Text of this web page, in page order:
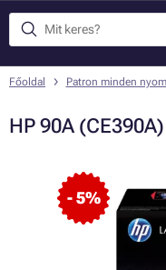
Főoldal Patron minden
HP 90A
- 5%